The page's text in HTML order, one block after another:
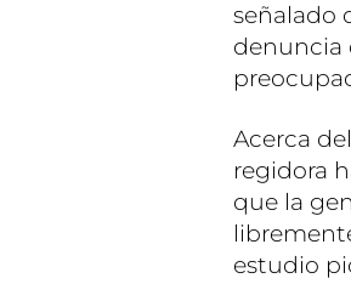
señalado
denuncia
Acerca
regidora
que la
estudio